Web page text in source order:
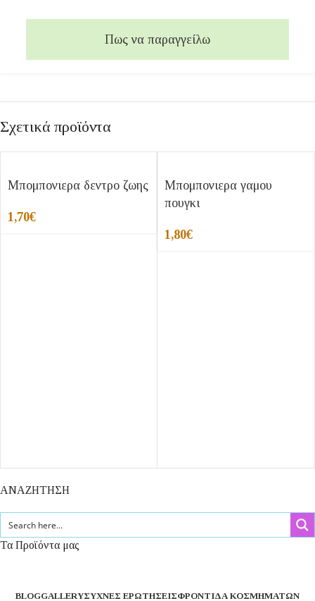
Πως να παραγγείλω
Σχετικά προϊόντα
Μπομπονιερα δεντρο ζωης
1,70€
Μπομπονιερα γαμου
πουγκι
1,80€
ΑΝΑΖΗΤΗΣΗ
Τα Προϊόντα μας
BLOGGALLERYΣΥΧΝΈΣ ΕΡΩΤΉΣΕΙΣΦΡΟΝΤΊΔΑ ΚΟΣΜΗΜΆΤΩΝ